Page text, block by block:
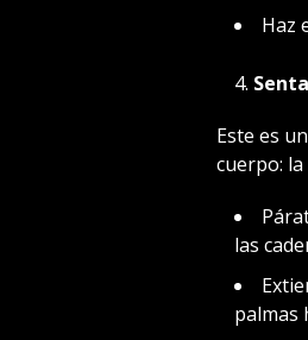
Haz
Este es
cuerpo: la
las
palmas